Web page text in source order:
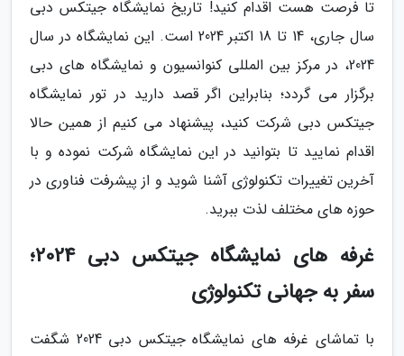
تا فرصت هست اقدام کنید! تاریخ نمایشگاه جیتکس دبی
سال جاری، 14 تا 18 اکتبر 2024 است. این نمایشگاه در سال
2024، در مرکز بین المللی کنوانسیون و نمایشگاه های دبی
برگزار می گردد؛ بنابراین اگر قصد دارید در تور نمایشگاه
جیتکس دبی شرکت کنید، پیشنهاد می کنیم از همین حالا
اقدام نمایید تا بتوانید در این نمایشگاه شرکت نموده و با
آخرین تغییرات تکنولوژی آشنا شوید و از پیشرفت فناوری در
حوزه های مختلف لذت ببرید.
غرفه های نمایشگاه جیتکس دبی 2024؛
سفر به جهانی تکنولوژی
با تماشای غرفه های نمایشگاه جیتکس دبی 2024 شگفت